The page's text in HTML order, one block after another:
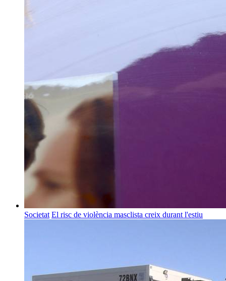
Societat El risc de violència masclista creix durant l'estiu